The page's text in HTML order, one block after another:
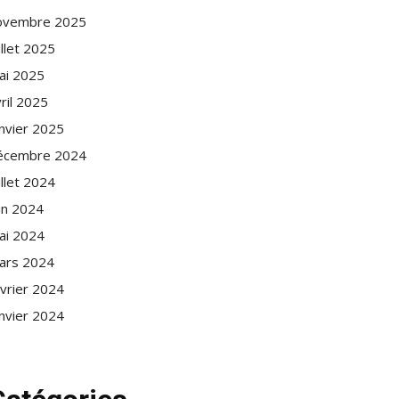
2025
2025
2025
2025
2025
2024
2024
2024
2024
2024
2024
2024